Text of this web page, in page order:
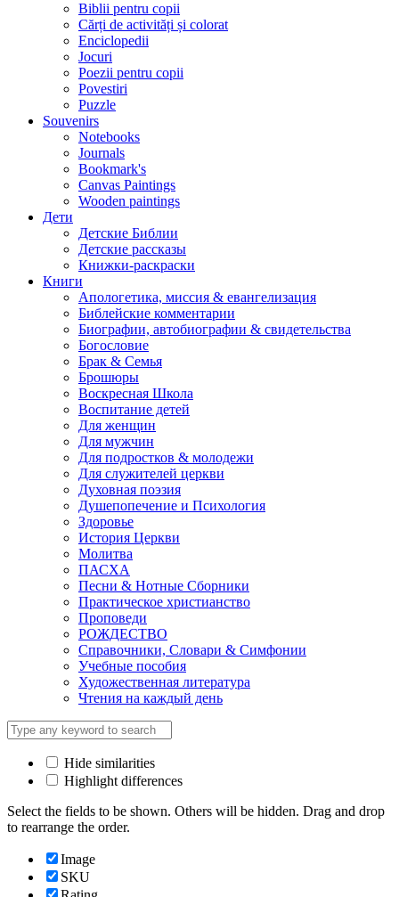
Biblii pentru copii
Cărți de activități și colorat
Enciclopedii
Jocuri
Poezii pentru copii
Povestiri
Puzzle
Souvenirs
Notebooks
Journals
Bookmark's
Canvas Paintings
Wooden paintings
Дети
Детские Библии
Детские рассказы
Книжки-раскраски
Книги
Апологетика, миссия & евангелизация
Библейские комментарии
Биографии, автобиографии & свидетельства
Богословие
Брак & Семья
Брошюры
Воскресная Школа
Воспитание детей
Для женщин
Для мужчин
Для подростков & молодежи
Для служителей церкви
Духовная поэзия
Душепопечение и Психология
Здоровье
История Церкви
Молитва
ПАСХА
Песни & Нотные Сборники
Практическое христианство
Проповеди
РОЖДЕСТВО
Справочники, Словари & Симфонии
Учебные пособия
Художественная литература
Чтения на каждый день
Hide similarities
Highlight differences
Select the fields to be shown. Others will be hidden. Drag and drop
to rearrange the order.
Image
SKU